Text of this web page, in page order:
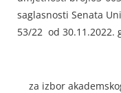
saglasnosti Senata
53/22 od 30.11.2022.
za izbor